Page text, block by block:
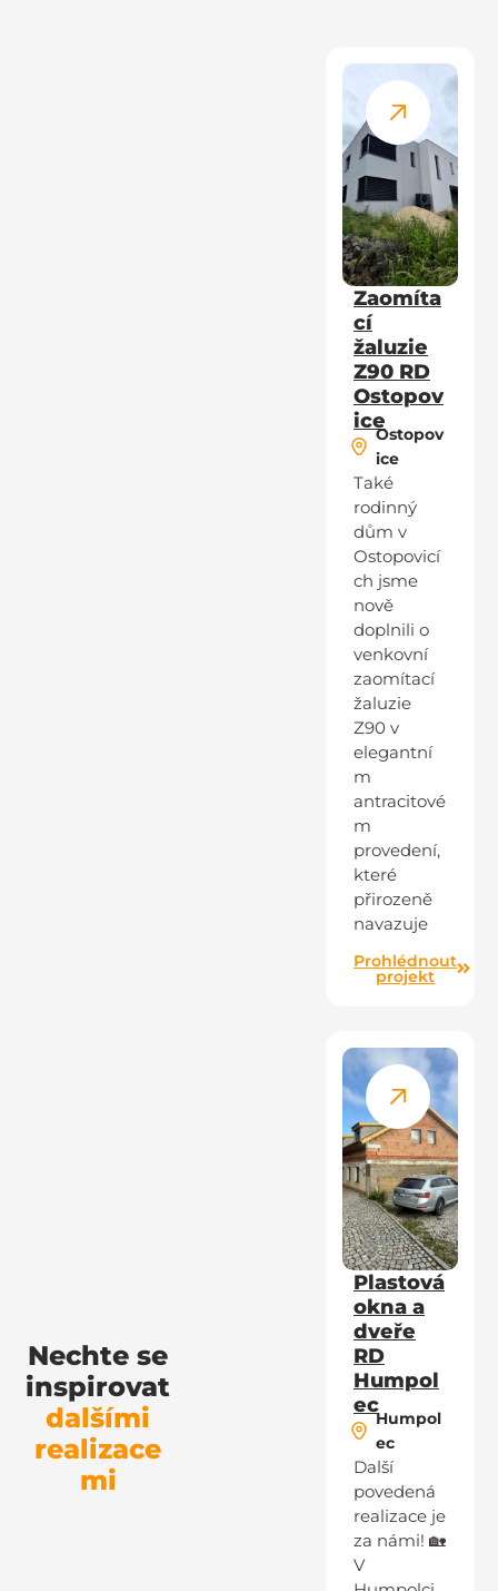
Nechte se
inspirovat
dalšími
realizace
mi
Zaomíta
cí
žaluzie
Z90 RD
Ostopov
ice
Ostopov
ice
Také
rodinný
dům v
Ostopovicí
ch jsme
nově
doplnili o
venkovní
zaomítací
žaluzie
Z90 v
elegantní
m
antracitové
m
provedení,
které
přirozeně
navazuje
Prohlédnout
projekt
Plastová
okna a
dveře
RD
Humpol
ec
Humpol
ec
Další
povedená
realizace je
za námi! 🏡
V